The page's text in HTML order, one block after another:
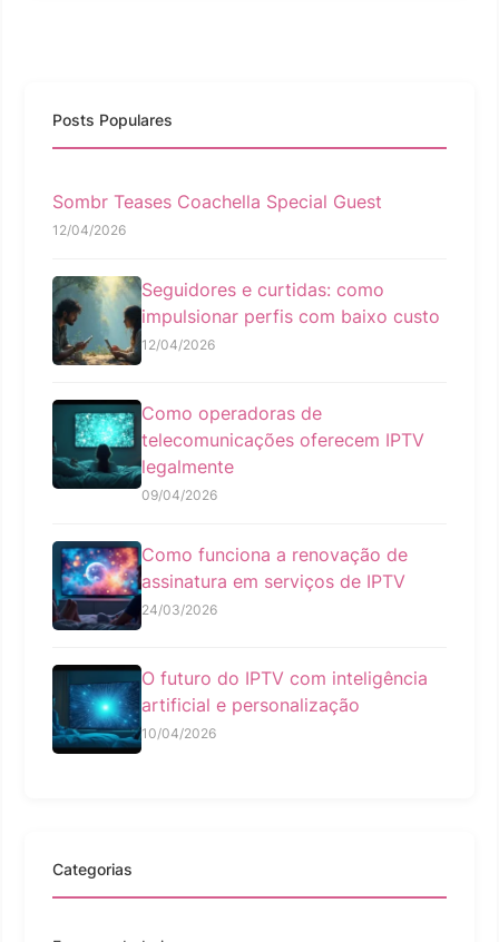
Posts Populares
Sombr Teases Coachella Special Guest
12/04/2026
Seguidores e curtidas: como
impulsionar perfis com baixo custo
12/04/2026
Como operadoras de
telecomunicações oferecem IPTV
legalmente
09/04/2026
Como funciona a renovação de
assinatura em serviços de IPTV
24/03/2026
O futuro do IPTV com inteligência
artificial e personalização
10/04/2026
Categorias